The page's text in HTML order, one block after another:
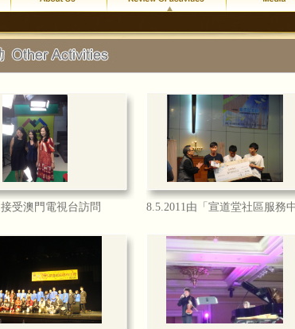
甘仕良流行鋼琴新體驗--澳門站
2015年7月 4 號及加開的 11 號門
演出地點： 澳門亞洲鋼琴城
吳善欣同學喜獲 2014年澳門區英國
本會接受有線電視訪問2014
本會有幸獲澳門有線電視互動台CH2
女士，創會會長莫綺玲大律師及理事長
接受澳門電視台訪問